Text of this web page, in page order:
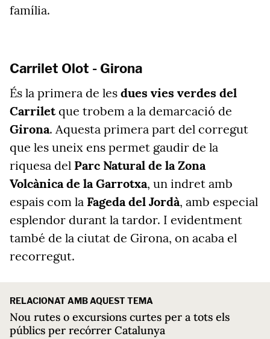
família.
Carrilet Olot - Girona
És la primera de les dues vies verdes del
Carriletque trobem a la demarcació de
Girona. Aquesta primera part del corregut
que les uneix ens permet gaudir de la
riquesa del Parc Natural de la Zona
Volcànica de la Garrotxa, un indret amb
espais com la Fageda del Jordà, amb especial
esplendor durant la tardor. I evidentment
també de la ciutat de Girona, on acaba el
recorregut.
RELACIONAT AMB AQUEST TEMA
Nou rutes o excursions curtes per a tots els
públics per recórrer Catalunya